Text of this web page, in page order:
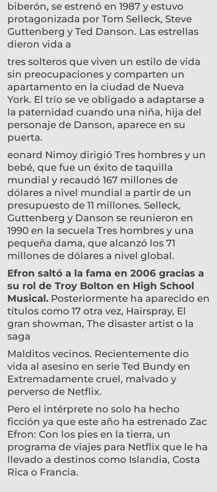
biberón, se estrenó en 1987 y estuvo
protagonizada por Tom Selleck, Steve
Guttenberg y Ted Danson. Las estrellas
dieron vida a
tres solteros que viven un estilo de vida
sin preocupaciones y comparten un
apartamento en la ciudad de Nueva
York. El trío se ve obligado a adaptarse a
la paternidad cuando una niña, hija del
personaje de Danson, aparece en su
puerta.
eonard Nimoy dirigió Tres hombres y un
bebé, que fue un éxito de taquilla
mundial y recaudó 167 millones de
dólares a nivel mundial a partir de un
presupuesto de 11 millones. Selleck,
Guttenberg y Danson se reunieron en
1990 en la secuela Tres hombres y una
pequeña dama, que alcanzó los 71
millones de dólares a nivel global.
Efron saltó a la fama en 2006 gracias a
su rol de Troy Bolton en High School
Musical. Posteriormente ha aparecido en
títulos como 17 otra vez, Hairspray, El
gran showman, The disaster artist o la
saga
Malditos vecinos. Recientemente dio
vida al asesino en serie Ted Bundy en
Extremadamente cruel, malvado y
perverso de Netflix.
Pero el intérprete no solo ha hecho
ficción ya que este año ha estrenado Zac
Efron: Con los pies en la tierra, un
programa de viajes para Netflix que le ha
llevado a destinos como Islandia, Costa
Rica o Francia.